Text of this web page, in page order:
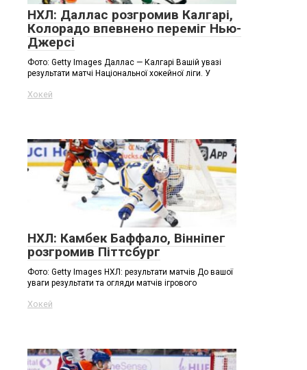
НХЛ: Даллас розгромив Калгарі,
Колорадо впевнено переміг Нью-
Джерсі
Фото: Getty Images Даллас — Калгарі Вашій увазі
результати матчі Національної хокейної ліги. У
Хокей
НХЛ: Камбек Баффало, Вінніпег
розгромив Піттсбург
Фото: Getty Images НХЛ: результати матчів До вашої
уваги результати та огляди матчів ігрового
Хокей